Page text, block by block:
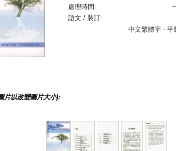
處理時間:
語文 / 裝訂:
中文繁體字 - 平
片以改變圖片大小):